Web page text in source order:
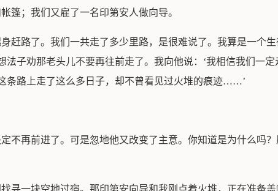
篷；我们又雇了一名印第安人做向导。
赶路了。我们一共走了多少里路，是很难说了。我算是一个
子劝那老头儿不要再往前走了。我向他说：‘我相信我们一
条路上走了这么多日子，却不曾看见过火堆的痕迹……’
不再前进了。可是忽地他又改变了主意。你知道是为什么吗
寻一块空地过宿。那印第安向导和我刚点着火堆，正在准备